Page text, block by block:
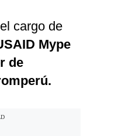
cargo de
Mype
de